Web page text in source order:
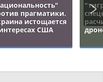
прагматики.
истощается
США